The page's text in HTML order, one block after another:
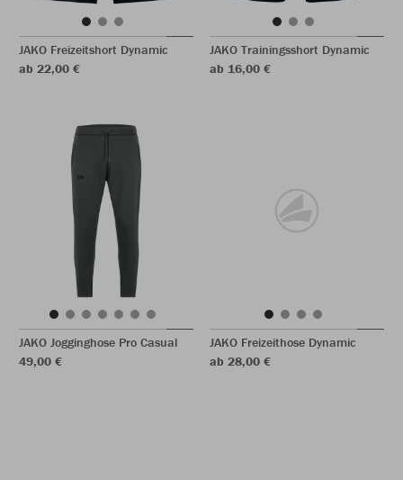
JAKO Freizeitshort Dynamic
ab 22,00 €
JAKO Trainingsshort Dynamic
ab 16,00 €
JAKO Jogginghose Pro Casual
49,00 €
JAKO Freizeithose Dynamic
ab 28,00 €